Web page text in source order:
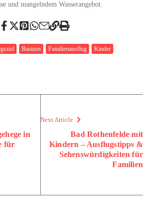
und mangelndem Wasserangebot.
Bautzen Familienausflug
Kinder
in
für
Next Article
Bad Rothenfelde mit
Kindern – Ausflugstipps &
Sehenswürdigkeiten für
Familien